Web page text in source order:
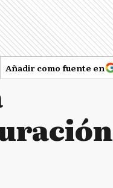
Añadir como fuente en